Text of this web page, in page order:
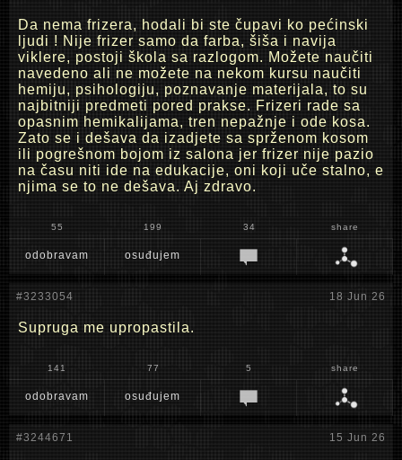
Da nema frizera, hodali bi ste čupavi ko pećinski
ljudi ! Nije frizer samo da farba, šiša i navija
viklere, postoji škola sa razlogom. Možete naučiti
navedeno ali ne možete na nekom kursu naučiti
hemiju, psihologiju, poznavanje materijala, to su
najbitniji predmeti pored prakse. Frizeri rade sa
opasnim hemikalijama, tren nepažnje i ode kosa.
Zato se i dešava da izadjete sa sprženom kosom
ili pogrešnom bojom iz salona jer frizer nije pazio
na času niti ide na edukacije, oni koji uče stalno, e
njima se to ne dešava. Aj zdravo.
55 199 34 share
odobravam osuđujem
#3233054 18 Jun 26
Supruga me upropastila.
141 77 5 share
odobravam osuđujem
#3244671 15 Jun 26